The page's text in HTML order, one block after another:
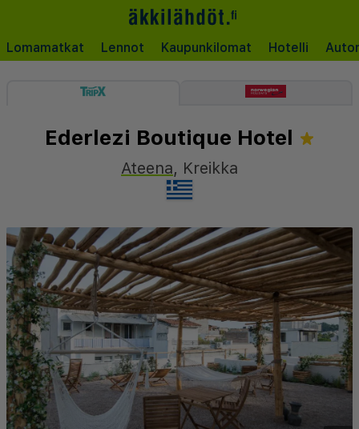
Lomamatkat Lennot Kaupunkilomat Hotelli
Ederlezi Boutique Hotel
Ateena, Kreikka